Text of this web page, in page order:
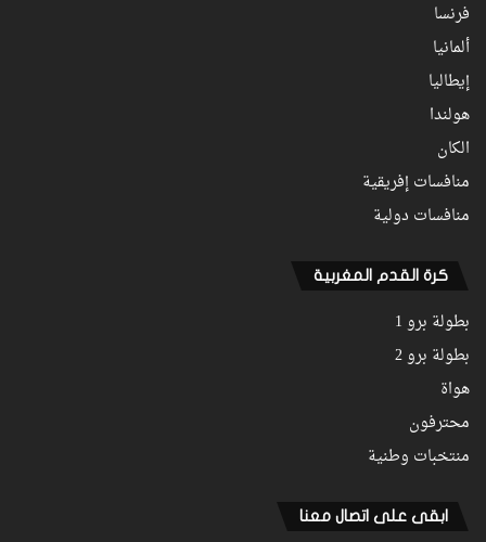
فرنسا
ألمانيا
إيطاليا
هولندا
الكان
منافسات إفريقية
منافسات دولية
كرة القدم المغربية
بطولة برو 1
بطولة برو 2
هواة
محترفون
منتخبات وطنية
ابقى على اتصال معنا